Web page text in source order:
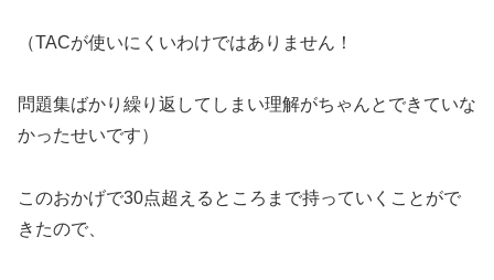
（TACが使いにくいわけではありません！
問題集ばかり繰り返してしまい理解がちゃんとできていな
かったせいです）
このおかげで30点超えるところまで持っていくことがで
きたので、